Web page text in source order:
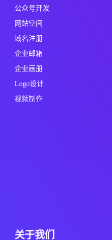
公众号开发
网站空间
域名注册
企业邮箱
企业画册
Logo设计
视频制作
关于我们